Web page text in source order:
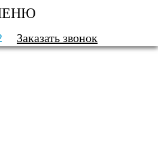
Заказать звонок
И ОЧИСТКА ВОДЫ